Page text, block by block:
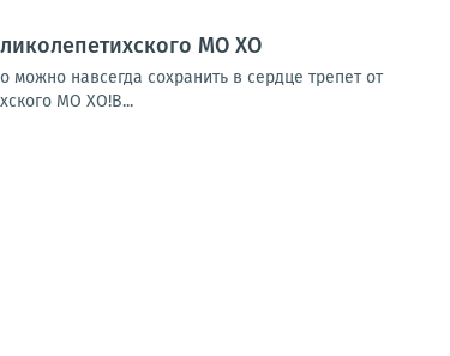
МО ХО
навсегда сохранить в сердце трепет от
МО ХО!В...